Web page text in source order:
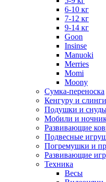
6-10 кг
7-12 кг
9-14 кг
Goon
Insinse
Manuoki
Merries
Momi
Moony
Сумка-переноска
Кенгуру и слинги
Подушки и
Мобили и
Развивающие
Подвесные
Погремушки и
Развивающие
Техника
Весы